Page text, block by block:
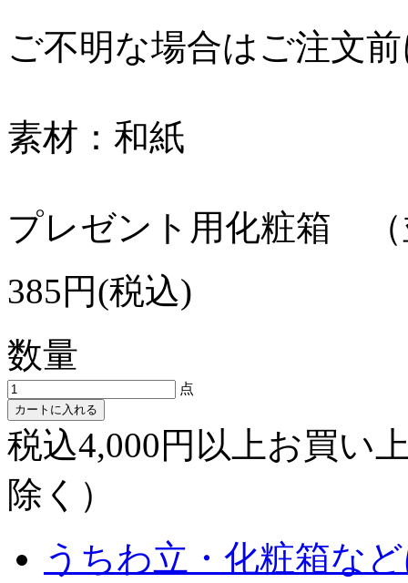
ご不明な場合はご注文
素材：和紙
プレゼント用化粧箱 （
385円(税込)
数量
点
カートに入れる
税込4,000円以上お買い
除く）
うちわ立・化粧箱な